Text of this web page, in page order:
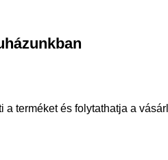
terméket és folytathatja a